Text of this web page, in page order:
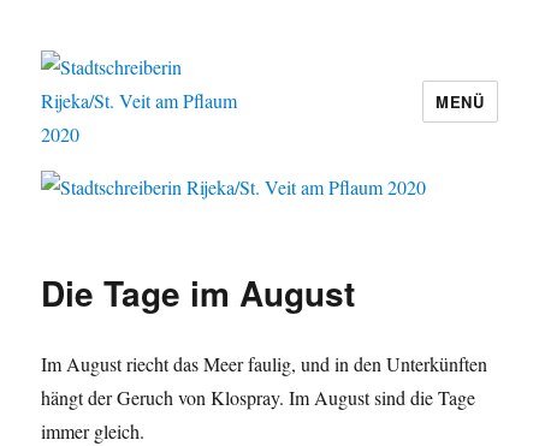
Stadtschreiberin Rijeka/St. Veit am
MENÜ
Die Tage im August
Im August riecht das Meer faulig, und in den Unterkünften
hängt der Geruch von Klospray. Im August sind die Tage
immer gleich.